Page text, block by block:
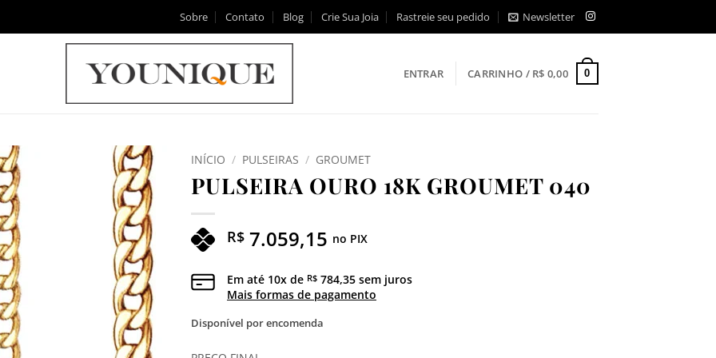
Sobre Contato Blog Crie Sua Joia Rastreie seu pedido Newsletter
ENTRAR CARRINHO / R$ 0,00 0
Adicionar
aos meus
desejos
INÍCIO / PULSEIRAS / GROUMET
PULSEIRA OURO 18K GROUMET 040
R$ 7.059,15 no PIX
Em até 10x de R$ 784,35 sem juros
Mais formas de pagamento
Disponível por encomenda